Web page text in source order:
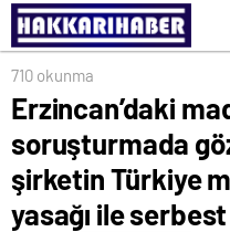
Türkiye müdürü yurt
bırakıldı
710 okunma
Erzincan’daki
soruşturmada
şirketin Türkiye
yasağı ile serbest